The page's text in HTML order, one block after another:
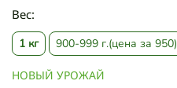
Вес:
1 кг 900-999 г.(цена за 950)
НОВЫЙ УРОЖАЙ